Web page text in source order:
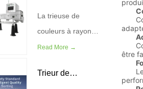
couleurs à
La trieuse de
couleurs à rayons
X WESORT
technologie
Read More →
Trieur de
être
Le